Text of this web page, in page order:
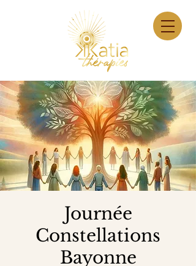
Journée
Constellations
Bayonne